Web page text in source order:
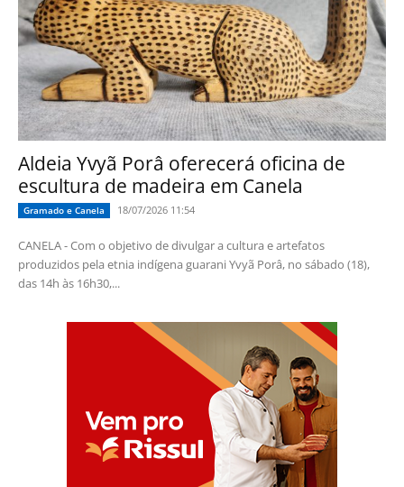
Aldeia Yvyã Porâ oferecerá oficina de
escultura de madeira em Canela
Gramado e Canela 18/07/2026 11:54
CANELA - Com o objetivo de divulgar a cultura e artefatos
produzidos pela etnia indígena guarani Yvyã Porâ, no sábado (18),
das 14h às 16h30,...